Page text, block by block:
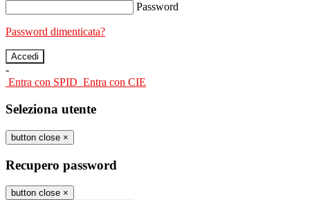
Password
Password dimenticata?
-
Entra con SPID Entra con CIE
Seleziona utente
button close ×
Recupero password
button close ×